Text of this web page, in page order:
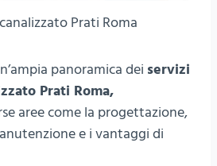
Prati Roma
panoramica dei servizi
Prati Roma,
aree come la progettazione,
e i vantaggi di